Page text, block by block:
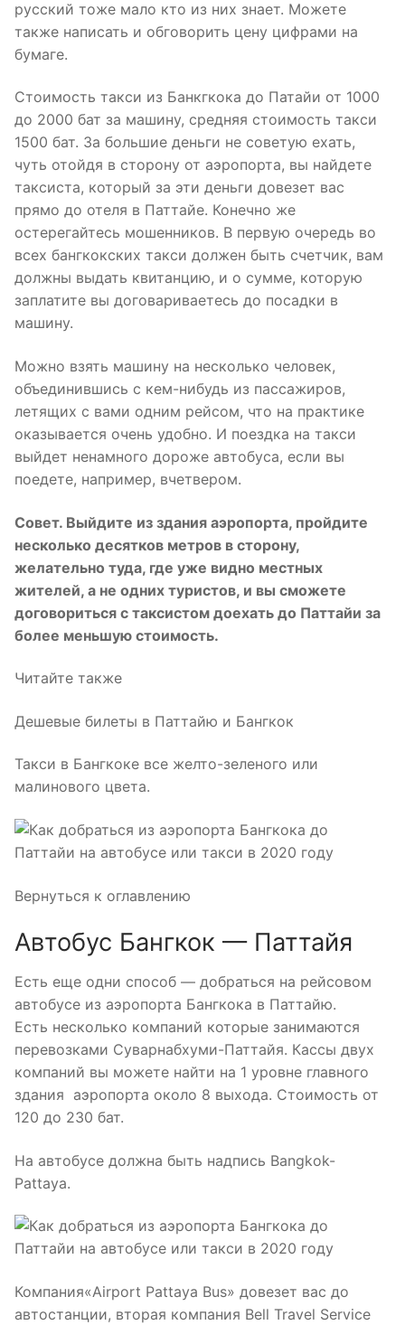
русский тоже мало кто из них знает. Можете
также написать и обговорить цену цифрами на
бумаге.
Стоимость такси из Банкгкока до Патайи от 1000
до 2000 бат за машину, средняя стоимость такси
1500 бат. За большие деньги не советую ехать,
чуть отойдя в сторону от аэропорта, вы найдете
таксиста, который за эти деньги довезет вас
прямо до отеля в Паттайе. Конечно же
остерегайтесь мошенников. В первую очередь во
всех бангкокских такси должен быть счетчик, вам
должны выдать квитанцию, и о сумме, которую
заплатите вы договариваетесь до посадки в
машину.
Можно взять машину на несколько человек,
объединившись с кем-нибудь из пассажиров,
летящих с вами одним рейсом, что на практике
оказывается очень удобно. И поездка на такси
выйдет ненамного дороже автобуса, если вы
поедете, например, вчетвером.
Совет. Выйдите из здания аэропорта, пройдите
несколько десятков метров в сторону,
желательно туда, где уже видно местных
жителей, а не одних туристов, и вы сможете
договориться с таксистом доехать до Паттайи за
более меньшую стоимость.
Читайте также
Дешевые билеты в Паттайю и Бангкок
Такси в Бангкоке все желто-зеленого или
малинового цвета.
Вернуться к оглавлению
Автобус Бангкок — Паттайя
Есть еще одни способ — добраться на рейсовом
автобусе из аэропорта Бангкока в Паттайю.
Есть несколько компаний которые занимаются
перевозками Суварнабхуми-Паттайя. Кассы двух
компаний вы можете найти на 1 уровне главного
здания аэропорта около 8 выхода. Стоимость от
120 до 230 бат.
На автобусе должна быть надпись Bangkok-
Pattaya.
Компания«Airport Pattaya Bus» довезет вас до
автостанции, вторая компания Bell Travel Service